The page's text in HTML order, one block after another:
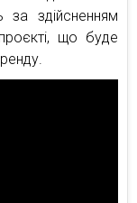
за здійсненням
що буде